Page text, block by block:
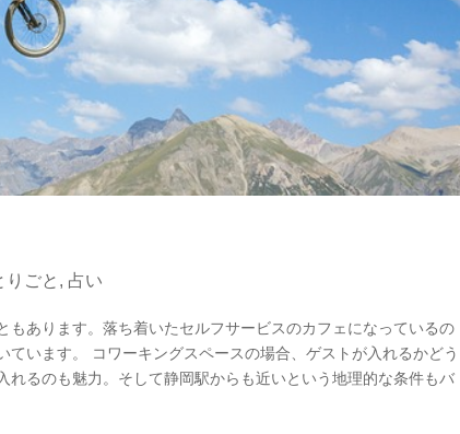
りごと , 占い
あります。落ち着いたセルフサービスのカフェになっているの
います。 コワーキングスペースの場合、ゲストが入れるかどう
るのも魅力。そして静岡駅からも近いという地理的な条件もバ